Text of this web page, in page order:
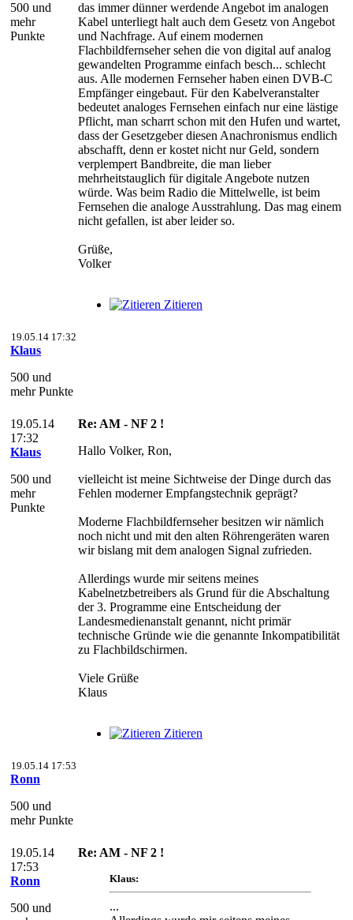
500 und
mehr
Punkte
das immer dünner werdende Angebot im analogen
Kabel unterliegt halt auch dem Gesetz von Angebot
und Nachfrage. Auf einem modernen
Flachbildfernseher sehen die von digital auf analog
gewandelten Programme einfach besch... schlecht
aus. Alle modernen Fernseher haben einen DVB-C
Empfänger eingebaut. Für den Kabelveranstalter
bedeutet analoges Fernsehen einfach nur eine lästige
Pflicht, man scharrt schon mit den Hufen und wartet,
dass der Gesetzgeber diesen Anachronismus endlich
abschafft, denn er kostet nicht nur Geld, sondern
verplempert Bandbreite, die man lieber
mehrheitstauglich für digitale Angebote nutzen
würde. Was beim Radio die Mittelwelle, ist beim
Fernsehen die analoge Ausstrahlung. Das mag einem
nicht gefallen, ist aber leider so.
Grüße,
Volker
Zitieren
19.05.14 17:32
Klaus
500 und
mehr Punkte
19.05.14
17:32
Klaus
500 und
mehr
Punkte
Re: AM - NF 2 !
Hallo Volker, Ron,
vielleicht ist meine Sichtweise der Dinge durch das
Fehlen moderner Empfangstechnik geprägt?
Moderne Flachbildfernseher besitzen wir nämlich
noch nicht und mit den alten Röhrengeräten waren
wir bislang mit dem analogen Signal zufrieden.
Allerdings wurde mir seitens meines
Kabelnetzbetreibers als Grund für die Abschaltung
der 3. Programme eine Entscheidung der
Landesmedienanstalt genannt, nicht primär
technische Gründe wie die genannte Inkompatibilität
zu Flachbildschirmen.
Viele Grüße
Klaus
Zitieren
19.05.14 17:53
Ronn
500 und
mehr Punkte
19.05.14
17:53
Ronn
500 und
Re: AM - NF 2 !
Klaus:
...